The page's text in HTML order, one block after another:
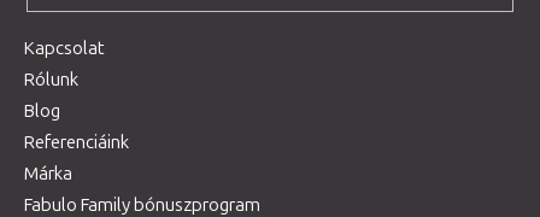
Kapcsolat
Rólunk
Blog
Referenciáink
Márka
Fabulo Family bónuszprogram